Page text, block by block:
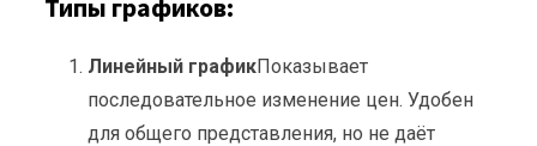
Типы графиков:
Линейный графикПоказывает
последовательное изменение цен. Удобен
для общего представления, но не даёт